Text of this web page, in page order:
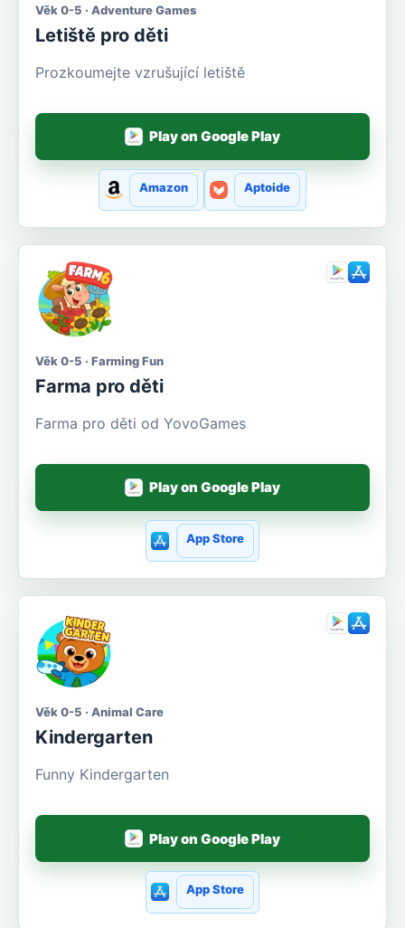
Věk 0-5 · Adventure Games
Letiště pro děti
Prozkoumejte vzrušující letiště
Play on Google Play
Amazon Aptoide
Věk 0-5 · Farming Fun
Farma pro děti
Farma pro děti od YovoGames
Play on Google Play
App Store
Věk 0-5 · Animal Care
Kindergarten
Funny Kindergarten
Play on Google Play
App Store